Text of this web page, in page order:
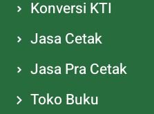
Jasa Full Editing
Jasa Layout Buku
Jasa Desain Kover